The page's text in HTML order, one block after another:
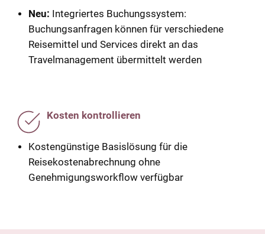
Lösung kann auch imOutsourcing
Rechenzentrumder AKDB betrieben werden
Neu: Integriertes Buchungssystem:
Buchungsanfragen können für verschiedene
Reisemittel und Services direkt an das
Travelmanagement übermittelt werden
Kosten kontrollieren
Kostengünstige Basislösung für die
Reisekostenabrechnung ohne
Genehmigungsworkflow verfügbar